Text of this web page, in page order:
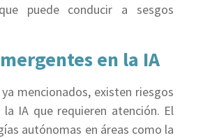
puede conducir a sesgos
en la IA
mencionados, existen riesgos
la IA que requieren atención. El
autónomas en áreas como la